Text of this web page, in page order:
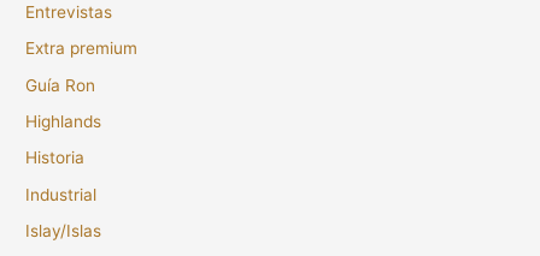
Entrevistas
Extra premium
Guía Ron
Highlands
Historia
Industrial
Islay/Islas